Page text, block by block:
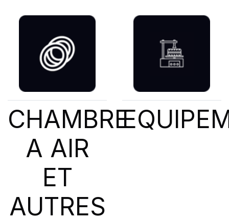
CHAMBRE
A AIR
ET
AUTRES